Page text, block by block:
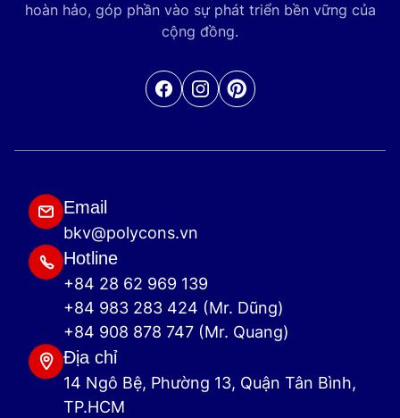
hoàn hảo, góp phần vào sự phát triển bền vững của
cộng đồng.
Facebook Pinterest
Email
bkv@polycons.vn
Hotline
+84 28 62 969 139
+84 983 283 424 (Mr. Dũng)
+84 908 878 747 (Mr. Quang)
Địa chỉ
14 Ngô Bệ, Phường 13, Quận Tân Bình,
TP.HCM